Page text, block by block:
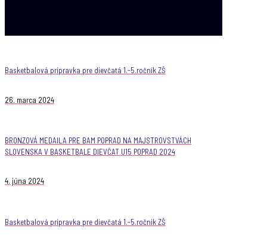
Basketbalová prípravka pre dievčatá 1.-5.ročník ZŠ
26. marca 2024
BRONZOVÁ MEDAILA PRE BAM POPRAD NA MAJSTROVSTVÁCH
SLOVENSKA V BASKETBALE DIEVČAT U15 POPRAD 2024
4. júna 2024
Basketbalová prípravka pre dievčatá 1.-5.ročník ZŠ